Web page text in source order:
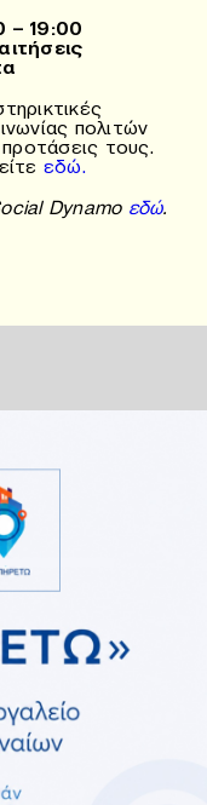
– 19:00
πολιτών
τους.
εδώ.
Dynamo εδώ.